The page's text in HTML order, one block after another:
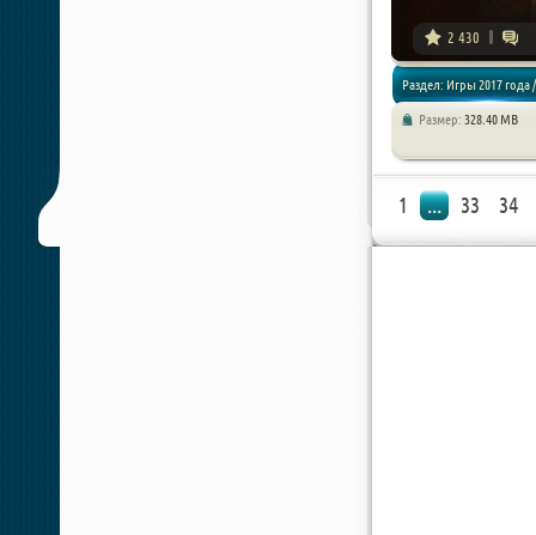
2 430
Раздел: Игры 2017 года /
Размер: 328.40 MB
1 ... 33 34